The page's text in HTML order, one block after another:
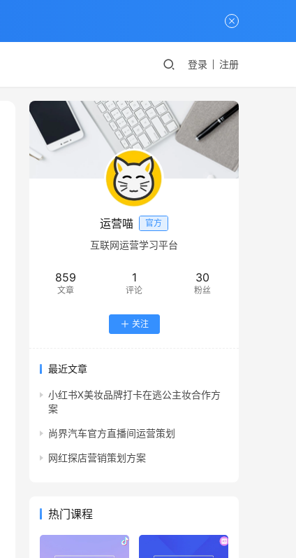
登录 注册
运营喵 官方
互联网运营学习平台
859
文章
1
评论
30
粉丝
关注
最近文章
小红书X美妆品牌打卡在逃公主妆合作方
案
尚界汽车官方直播间运营策划
网红探店营销策划方案
热门课程